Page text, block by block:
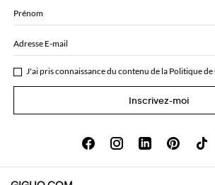
Prénom
Adresse E-mail
J'ai pris connaissance du contenu de la Politique
Inscrivez-moi